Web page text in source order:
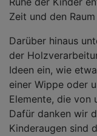
Zeit und den
Darüber hinaus
der
Ideen ein, wie
einer Wippe oder
Elemente, die von
Dafür danken wir
Kinderaugen sind